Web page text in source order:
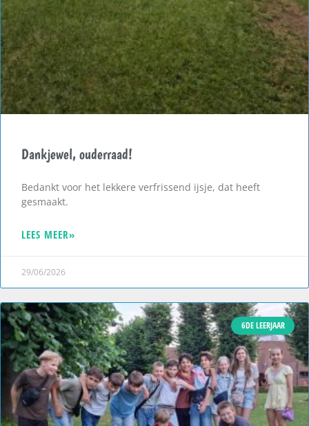
Dankjewel, ouderraad!
Bedankt voor het lekkere verfrissend ijsje, dat heeft
gesmaakt.
LEES MEER»
29/06/2026
6DE LEERJAAR